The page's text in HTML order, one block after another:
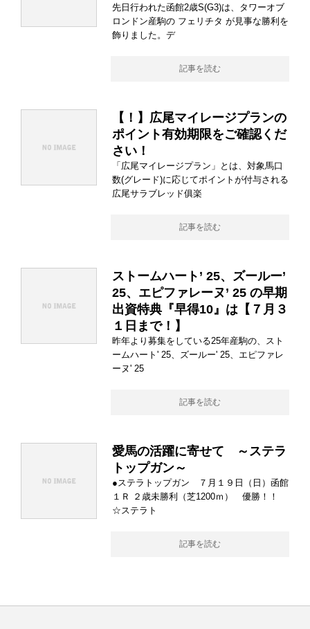
先日行われた函館2歳S(G3)は、タワーオブ
ロンドン産駒の フェリチタ が見事な勝利を
飾りました。デ
記事を読む
【！】広尾マイレージプランの
ポイント有効期限をご確認くだ
さい！
「広尾マイレージプラン」とは、対象馬口
数(グレード)に応じてポイントが付与される
広尾サラブレッド俱楽
記事を読む
ストームハート’ 25、ズールー’
25、エピファレーヌ’ 25 の早期
出資特典『早得10』は【７月３
１日まで！】
昨年より募集をしている25年産駒の、スト
ームハート' 25、ズールー' 25、エピファレ
ーヌ' 25
記事を読む
愛馬の活躍に寄せて ～ステラ
トップガン～
●ステラトップガン ７月１９日（日）函館
１Ｒ ２歳未勝利（芝1200ｍ） 優勝！！
☆ステラト
記事を読む